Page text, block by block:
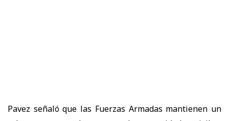
Pavez señaló que las Fuerzas Armadas mantienen un